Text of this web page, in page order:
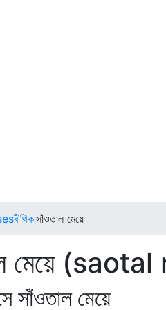
বীথিকাসাঁওতাল মেয়ে
মেয়ে
সাঁওতাল মেয়ে